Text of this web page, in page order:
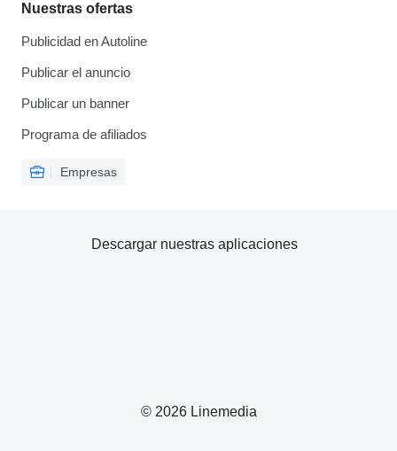
Nuestras ofertas
Publicidad en Autoline
Publicar el anuncio
Publicar un banner
Programa de afiliados
Empresas
© 2026 Linemedia
Descargar nuestras aplicaciones